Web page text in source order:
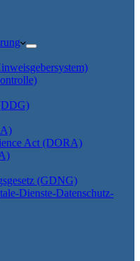
Act (DORA)
(GDNG)
Dienste-Datenschutz-